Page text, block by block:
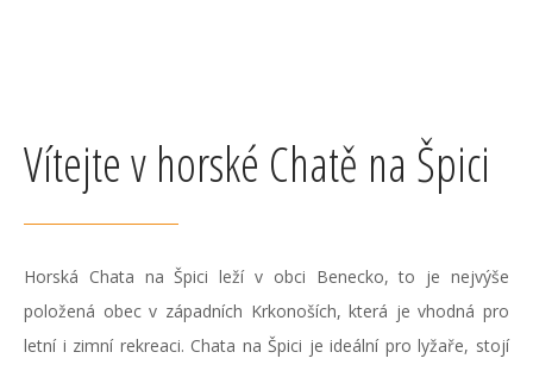
Vítejte v horské Chatě na Špici
Horská Chata na Špici leží v obci Benecko, to je nejvýše
položená obec v západních Krkonoších, která je vhodná pro
letní i zimní rekreaci. Chata na Špici je ideální pro lyžaře, stojí